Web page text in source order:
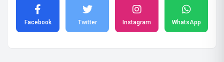
Facebook Twitter Instagram WhatsApp